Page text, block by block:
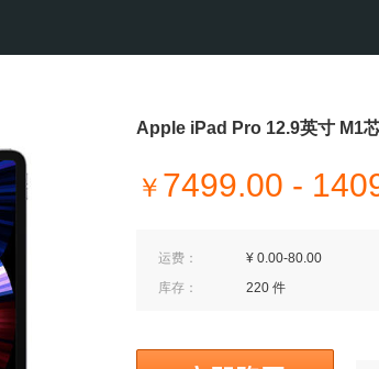
Apple iPad Pro 12.9英寸 M1
￥ 7499.00 -
运费：
¥ 0.00-80.00
库存：
220 件